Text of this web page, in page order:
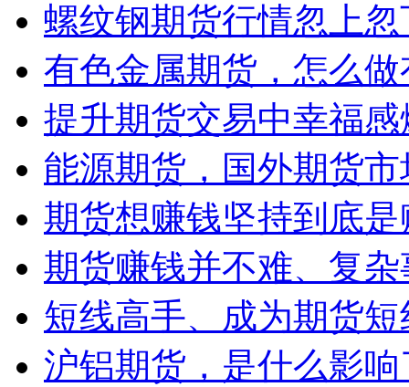
螺纹钢期货行情忽上
有色金属期货，怎么
提升期货交易中幸福
能源期货，国外期货
期货想赚钱坚持到底
期货赚钱并不难、复
短线高手、成为期货
沪铝期货，是什么影